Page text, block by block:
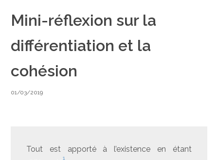
Mini-réflexion sur la
différentiation et la
cohésion
01/03/2019
Tout est apporté à l’existence en étant
1